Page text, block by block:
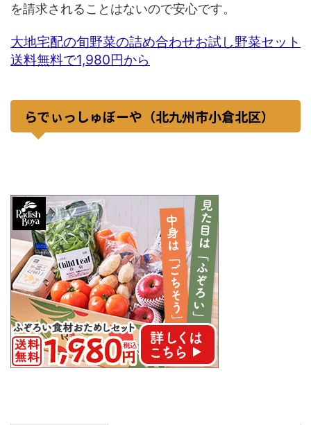
を請求されることはないので安心です。
大地宅配の旬野菜の詰め合わせお試し野菜セット
送料無料で1,980円から
らでぃっしゅぼーや（北九州市小倉北区）